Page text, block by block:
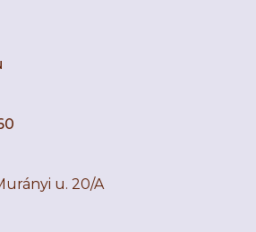
u. 20/A